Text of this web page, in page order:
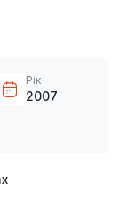
Рік
2007